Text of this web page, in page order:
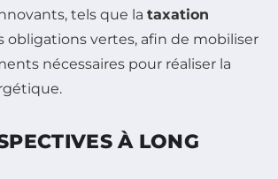
tels que la taxation
obligations vertes, afin de mobiliser
nécessaires pour réaliser la
À LONG